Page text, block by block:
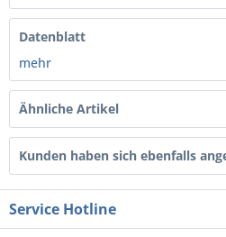
Datenblatt
mehr
Ähnliche Artikel
Kunden haben sich ebenfalls
Service Hotline